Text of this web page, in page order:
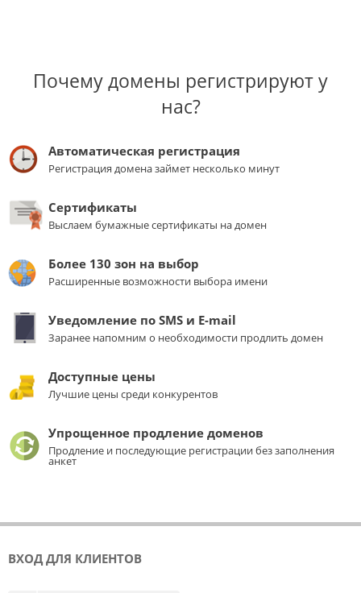
Почему домены регистрируют у
нас?
Автоматическая регистрация
Регистрация домена займет несколько минут
Сертификаты
Выслаем бумажные сертификаты на домен
Более 130 зон на выбор
Расширенные возможности выбора имени
Уведомление по SMS и E-mail
Заранее напомним о необходимости продлить домен
Доступные цены
Лучшие цены среди конкурентов
Упрощенное продление доменов
Продление и последующие регистрации без заполнения
анкет
ВХОД ДЛЯ КЛИЕНТОВ